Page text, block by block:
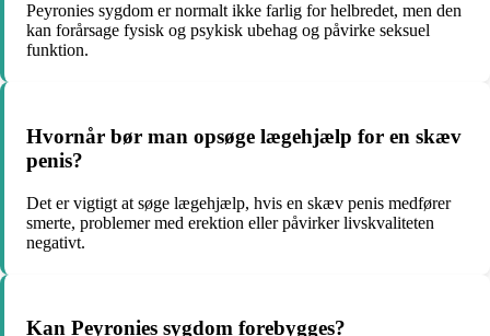
Peyronies sygdom er normalt ikke farlig for helbredet, men den
kan forårsage fysisk og psykisk ubehag og påvirke seksuel
funktion.
Hvornår bør man opsøge lægehjælp for en skæv
penis?
Det er vigtigt at søge lægehjælp, hvis en skæv penis medfører
smerte, problemer med erektion eller påvirker livskvaliteten
negativt.
Kan Peyronies sygdom forebygges?